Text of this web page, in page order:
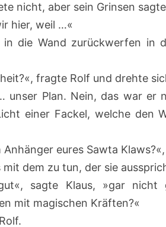
nicht, aber sein Grinsen
hier, weil …«
in die Wand zurückwerfen in
fragte Rolf und drehte
unser Plan. Nein, das war er
einer Fackel, welche den
eures Sawta
dem zu tun, der sie
sagte Klaus, »gar
mit magischen Kräften?«